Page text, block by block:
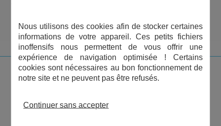
Nous utilisons des cookies afin de stocker certaines
informations de votre appareil. Ces petits fichiers
inoffensifs nous permettent de vous offrir une
expérience de navigation optimisée ! Certains
cookies sont nécessaires au bon fonctionnement de
notre site et ne peuvent pas être refusés.
Continuer sans accepter